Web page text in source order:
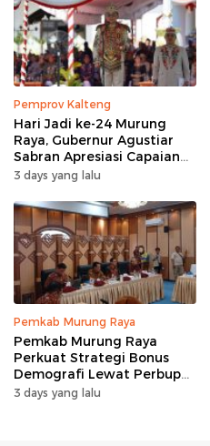
Pemprov Kalteng
Hari Jadi ke-24 Murung
Raya, Gubernur Agustiar
Sabran Apresiasi Capaian
Pembangunan
3 days yang lalu
Pemkab Murung Raya
Pemkab Murung Raya
Perkuat Strategi Bonus
Demografi Lewat Perbup
Nomor 14 Tahun 2026
3 days yang lalu